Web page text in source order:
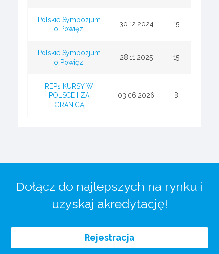
Polskie Sympozjum
o Powięzi
30.12.2024 15
Polskie Sympozjum
o Powięzi
28.11.2025 15
REPs KURSY W
POLSCE I ZA
GRANICĄ
03.06.2026 8
Dołącz do najlepszych na rynku i
uzyskaj akredytację!
Rejestracja